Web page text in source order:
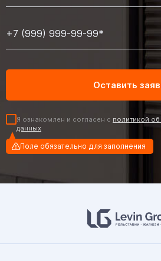
Я ознакомлен и согласен с политикой
данных
Поле обязательно для заполнения